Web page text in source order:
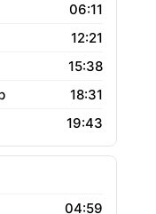
06:11
12:21
15:38
18:31
19:43
04:59